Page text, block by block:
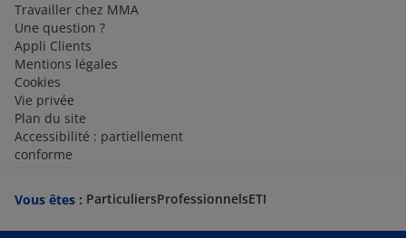
Travailler chez MMA
Une question ?
Appli Clients
Mentions légales
Cookies
Vie privée
Plan du site
Accessibilité : partiellement
conforme
Vous êtes : ParticuliersProfessionnelsETI